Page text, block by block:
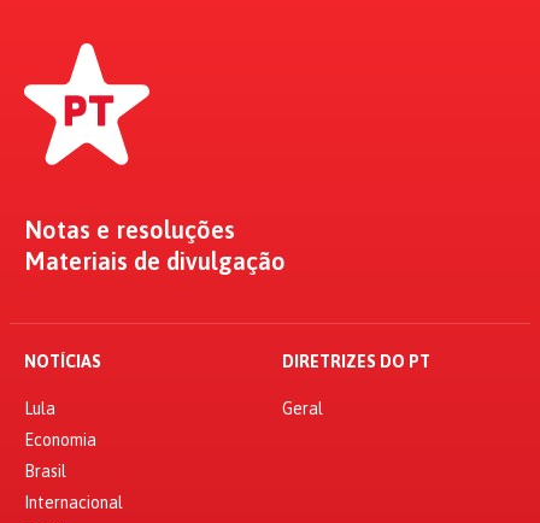
Notas e resoluções
Materiais de divulgação
NOTÍCIAS
Lula
Economia
Brasil
Internacional
DIRETRIZES DO PT
Geral